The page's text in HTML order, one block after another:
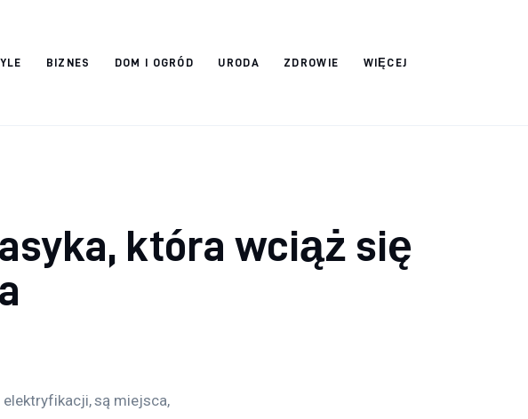
BIZNES DOM I OGRÓD URODA ZDROWIE WIĘCEJ
która wciąż się
są miejsca,